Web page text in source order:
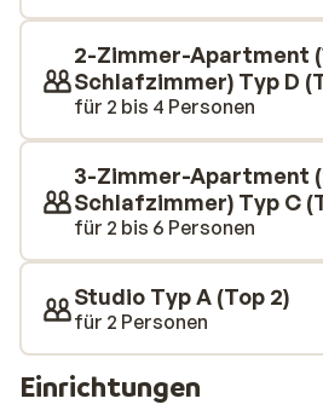
die bezaubernde Umgebung.
erlebnisreichen Tag auf der Piste
wunderbar die warme
letzten Sonnenstrahlen hinter
kann man in der Sauna
noch etwas los.
2-Zimmer-Apartment
Schlafzimmer) Typ D
für 2 bis 4 Personen
3-Zimmer-Apartment
Schlafzimmer) Typ C
für 2 bis 6 Personen
Studio Typ A (Top 2)
für 2 Personen
Einrichtungen